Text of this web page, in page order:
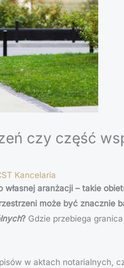
czy część
Kancelaria
aranżacji – takie
może być znacznie
? Gdzie przebiega
w aktach notarialnych,